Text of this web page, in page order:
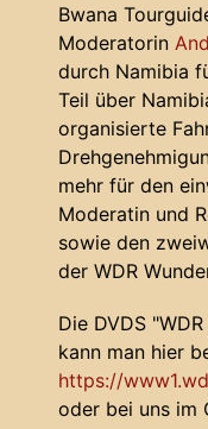
Bwana
Moderatorin
durch Namibia
Teil über
organisierte
mehr für den
Moderatin und
sowie den
der WDR
Die DVDS
kann man hier
https://
oder bei uns im